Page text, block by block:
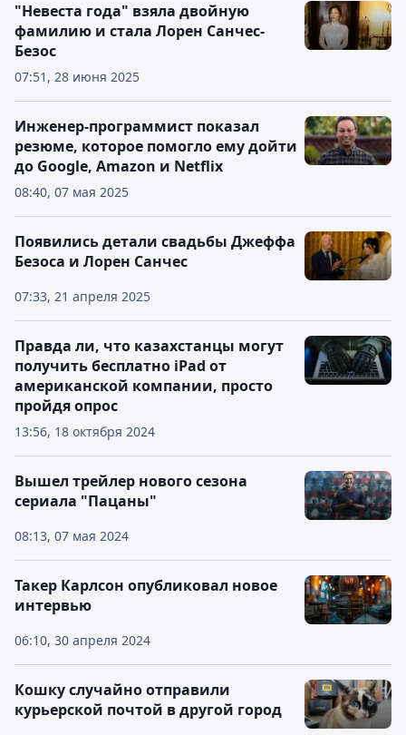
07:51, 28 июня 2025
"Невеста года" взяла двойную
фамилию и стала Лорен Санчес-
Безос
08:40, 07 мая 2025
Инженер-программист показал
резюме, которое помогло ему дойти
до Google, Amazon и Netflix
07:33, 21 апреля 2025
Появились детали свадьбы Джеффа
Безоса и Лорен Санчес
13:56, 18 октября 2024
Правда ли, что казахстанцы могут
получить бесплатно iPad от
американской компании, просто
пройдя опрос
08:13, 07 мая 2024
Вышел трейлер нового сезона
сериала "Пацаны"
06:10, 30 апреля 2024
Такер Карлсон опубликовал новое
интервью
Кошку случайно отправили
курьерской почтой в другой город